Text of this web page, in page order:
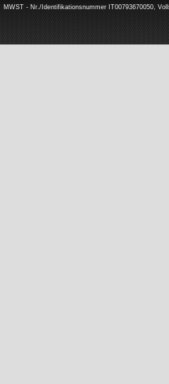
MWST - Nr./Identifikationsnummer IT00793670050,